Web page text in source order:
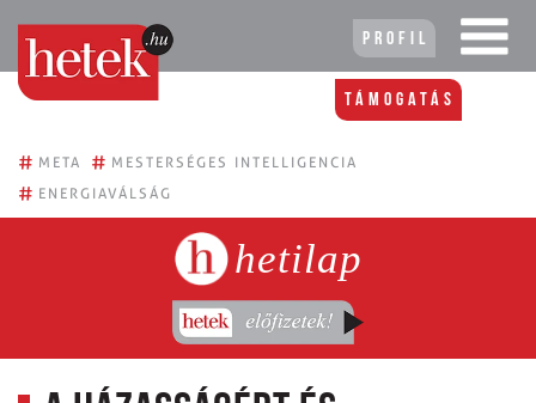
Profil
Támogatás
# META # MESTERSÉGES INTELLIGENCIA
# ENERGIAVÁLSÁG
hetilap